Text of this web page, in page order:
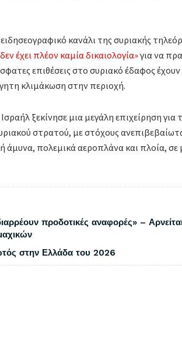
κανάλι της συριακής
έχει πλέον καμία δικαιολογία»για να
επιθέσεις στο συριακό έδαφος έχουν
κλιμάκωση στην περιοχή.
ξεκίνησε μια μεγάλη επιχείρηση
στρατού, με στόχους
άμυνα, πολεμικά αεροπλάνα και πλοία,
προδοτικές αναφορές» –
στην Ελλάδα του 2026